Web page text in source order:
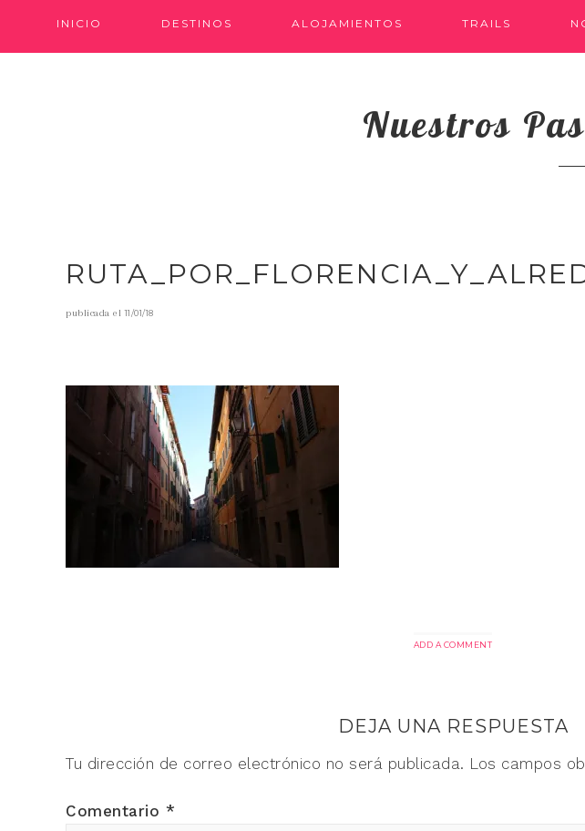
INICIO DESTINOS ALOJAMIENTOS TRAILS
Nuestros
publicada el11/01/18
ADD A COMMENT
DEJA UNA RESPUESTA
Tu dirección de correo electrónico no será publicada. Los campos
Comentario *